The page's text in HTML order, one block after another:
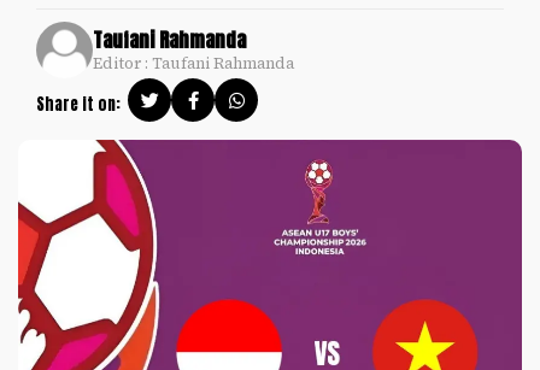
Taufani Rahmanda
Editor : Taufani Rahmanda
Share it on:
Indonesia
SKOR
SPECIAL
Kami